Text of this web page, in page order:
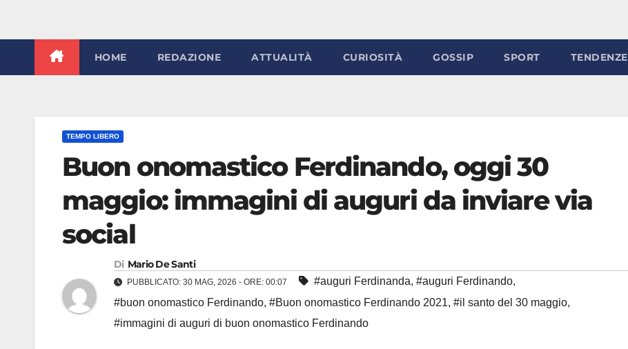
HOME REDAZIONE ATTUALITÀ CURIOSITÀ GOSSIP SPORT TENDENZE
TEMPO LIBERO
Buon onomastico Ferdinando, oggi 30
maggio: immagini di auguri da inviare via
social
Di Mario De Santi
PUBBLICATO: 30 MAG, 2026 - ORE: 00:07 #auguri Ferdinanda, #auguri Ferdinando,
#buon onomastico Ferdinando, #Buon onomastico Ferdinando 2021, #il santo del 30 maggio,
#immagini di auguri di buon onomastico Ferdinando